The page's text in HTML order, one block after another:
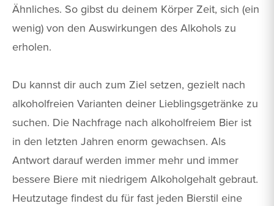
Ähnliches. So gibst du deinem Körper Zeit, sich (ein
wenig) von den Auswirkungen des Alkohols zu
erholen.
Du kannst dir auch zum Ziel setzen, gezielt nach
alkoholfreien Varianten deiner Lieblingsgetränke zu
suchen. Die Nachfrage nach alkoholfreiem Bier ist
in den letzten Jahren enorm gewachsen. Als
Antwort darauf werden immer mehr und immer
bessere Biere mit niedrigem Alkoholgehalt gebraut.
Heutzutage findest du für fast jeden Bierstil eine